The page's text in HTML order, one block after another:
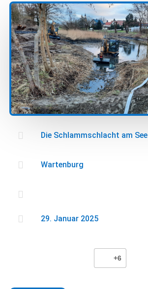
 Die Schlammschlacht am See
 Wartenburg

 29. Januar 2025
+6